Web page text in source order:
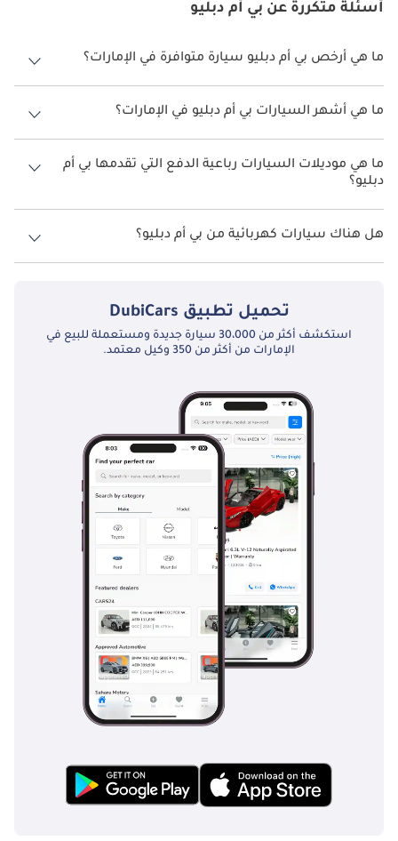
TBD
بي أم دبليو 518
TBD
بي أم دبليو 520 جران توريزمو
TBD
بي أم دبليو 524
TBD
بي أم دبليو 530 جران توريزمو
TBD
بي أم دبليو 635
أسئلة متكررة عن بي أم دبليو
ما هي أرخص بي أم دبليو سيارة متوافرة في الإمارات؟
أرخص سيارة بي أم دبليو في الإمارات هيبي أم دبليو Z4 , بسعر 250,500 .
ما هي أشهر السيارات بي أم دبليو في الإمارات؟
أشهر موديلات سيارات بي أم دبليو الجديدة المتوفرة في الإمارات العربية
المتحدة هي
بي أم دبليو X5 ، بي أم دبليو X7 بي أم دبليو X2 بي أم دبليو X6
أم دبليو 520i
.
ما هي موديلات السيارات رباعية الدفع التي تقدمها بي أم
دبليو؟
تقدم بي أم دبليو 18 طرازًا من سيارات الدفع الرباعي في الإمارات العربية
المتحدة وهي:
بي أم دبليو X5 ،بي أم دبليو X7 بي أم دبليو X2
بي أم دبليو X3
هل هناك سيارات كهربائية من بي أم دبليو؟
بي أم دبليو السيارات الكهربائية في الإمارات العربية المتحدة. الموديلات
تحميل تطبيق DubiCars
استكشف أكثر من 30،000 سيارة جديدة ومستعملة للبيع في
الإمارات من أكثر من 350 وكيل معتمد.